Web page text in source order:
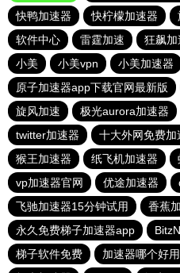
快鸭加速器
快柠檬加速器
软件中心
雷霆加速 狂飙加
小美
小美vpn
小美加速器
原子加速器app下载官网最新版
旋风加速
极光aurora加速器
twitter加速器
十大外网免费加
猴王加速器
纸飞机加速器
vp加速器官网
优途加速器
飞驰加速器15分钟试用
香蕉
永久免费梯子加速器app
梯子软件免费
加速器哪个好用